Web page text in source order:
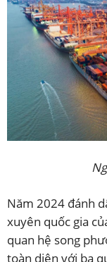
Năm 2024 đánh
xuyên quốc gia
quan hệ song
toàn diện với ba